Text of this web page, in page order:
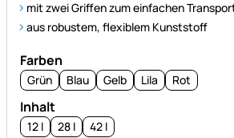
mit zwei Griffen zum einfachen
aus robustem, flexiblem Kunststoff
Farben
Grün Blau Gelb Lila Rot
Inhalt
12 l 28 l 42 l